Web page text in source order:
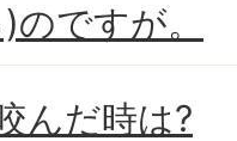
ですが。
んだ時は?